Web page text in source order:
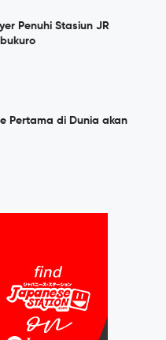
Penuhi Stasiun JR
Pertama di Dunia akan